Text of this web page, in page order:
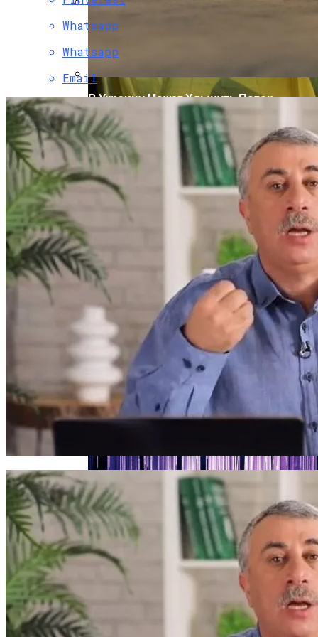
Назван Главный Принцип Здорового
Питания
Врачи Рассказали О Невероятной
Пользе Перца Чили
В Свободе Объяснили Низкий Процент
Женщине, Подкупавшей Избирателей,
Грозит Тюрьма
Симоненко Пытается Снять Запрет На
В Украину Может Хлынуть Поток
Дешевых Авто Из США: В Чем Подвох
Названы Автомобили, Владельцы
Которых Чаще Всего Превышают
Скорость
Whatsapp
Whatsapp
Email